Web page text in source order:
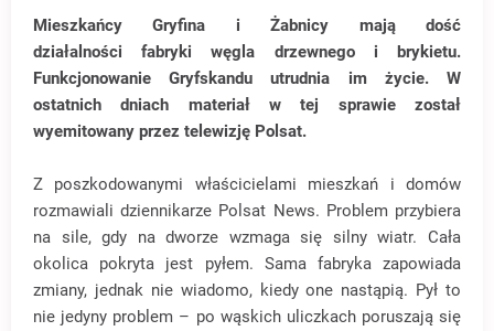
Mieszkańcy Gryfina i Żabnicy mają dość
działalności fabryki węgla drzewnego i brykietu.
Funkcjonowanie Gryfskandu utrudnia im życie. W
ostatnich dniach materiał w tej sprawie został
wyemitowany przez telewizję Polsat.
Z poszkodowanymi właścicielami mieszkań i domów
rozmawiali dziennikarze Polsat News. Problem przybiera
na sile, gdy na dworze wzmaga się silny wiatr. Cała
okolica pokryta jest pyłem. Sama fabryka zapowiada
zmiany, jednak nie wiadomo, kiedy one nastąpią. Pył to
nie jedyny problem – po wąskich uliczkach poruszają się